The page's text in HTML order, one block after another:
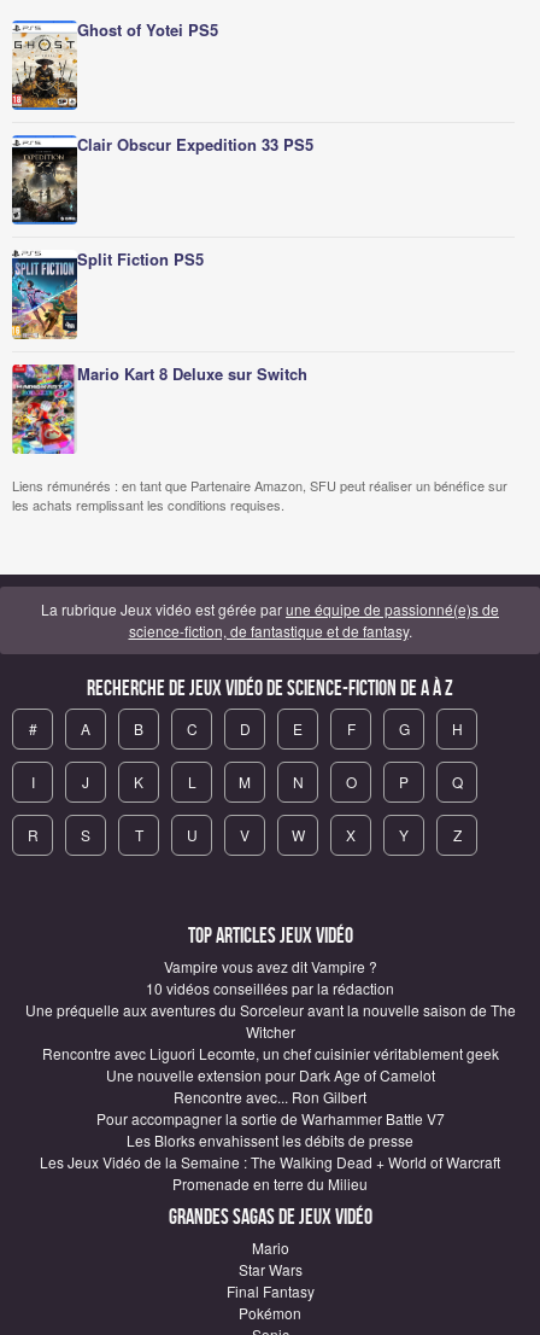
Ghost of Yotei PS5
Clair Obscur Expedition 33 PS5
Split Fiction PS5
Mario Kart 8 Deluxe sur Switch
Liens rémunérés : en tant que Partenaire Amazon, SFU peut réaliser un bénéfice sur
les achats remplissant les conditions requises.
La rubrique Jeux vidéo est gérée parune équipe de passionné(e)s de
science-fiction, de fantastique et de fantasy.
Recherche de Jeux vidéo de science-fiction de A à Z
# A B C D E F G H
I J K L M N O P Q
R S T U V W X Y Z
Top articles Jeux vidéo
Vampire vous avez dit Vampire ?
10 vidéos conseillées par la rédaction
Une préquelle aux aventures du Sorceleur avant la nouvelle saison de The
Witcher
Rencontre avec Liguori Lecomte, un chef cuisinier véritablement geek
Une nouvelle extension pour Dark Age of Camelot
Rencontre avec... Ron Gilbert
Pour accompagner la sortie de Warhammer Battle V7
Les Blorks envahissent les débits de presse
Les Jeux Vidéo de la Semaine : The Walking Dead + World of Warcraft
Promenade en terre du Milieu
Grandes sagas de Jeux vidéo
Mario
Star Wars
Final Fantasy
Pokémon